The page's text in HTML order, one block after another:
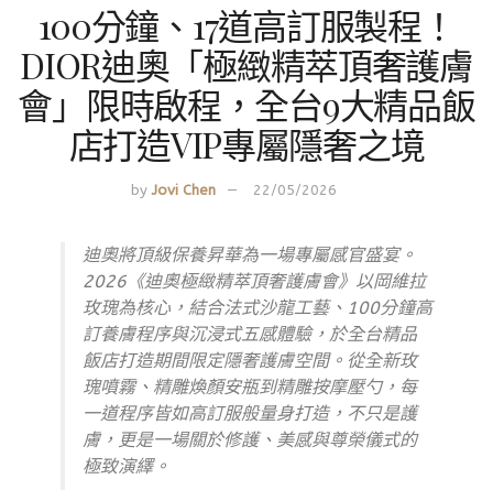
100分鐘、17道高訂服製程！
DIOR迪奧「極緻精萃頂奢護膚
會」限時啟程，全台9大精品飯
店打造VIP專屬隱奢之境
by Jovi Chen 22/05/2026
迪奧將頂級保養昇華為一場專屬感官盛宴。
2026《迪奧極緻精萃頂奢護膚會》以岡維拉
玫瑰為核心，結合法式沙龍工藝、100分鐘高
訂養膚程序與沉浸式五感體驗，於全台精品
飯店打造期間限定隱奢護膚空間。從全新玫
瑰噴霧、精雕煥顏安瓶到精雕按摩壓勺，每
一道程序皆如高訂服般量身打造，不只是護
膚，更是一場關於修護、美感與尊榮儀式的
極致演繹。